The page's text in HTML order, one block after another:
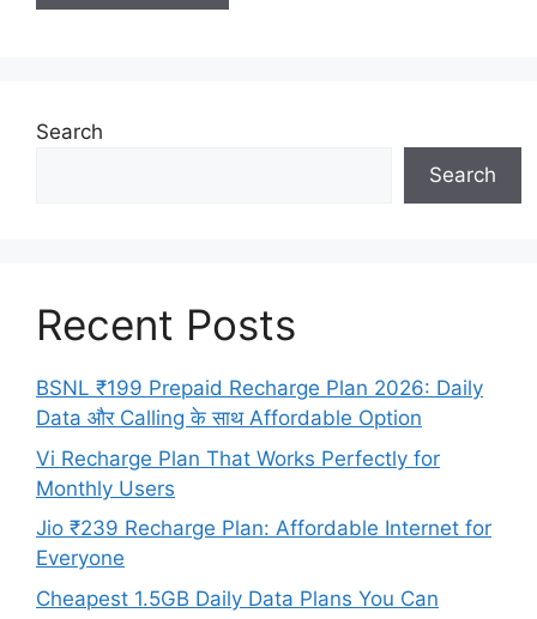
Search
Search
Recent Posts
BSNL ₹199 Prepaid Recharge Plan 2026: Daily
Data और Calling के साथ Affordable Option
Vi Recharge Plan That Works Perfectly for
Monthly Users
Jio ₹239 Recharge Plan: Affordable Internet for
Everyone
Cheapest 1.5GB Daily Data Plans You Can